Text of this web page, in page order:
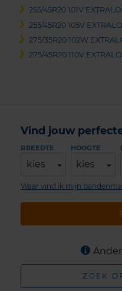
255/45R20 101V
255/45R20 105V
275/35R20 102W
275/45R20 110V
Vind jouw
BREEDTE
kies
HOOGTE
kies
Waar vind ik mijn
ZOEK